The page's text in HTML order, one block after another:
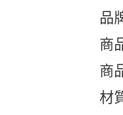
品
商
商
材